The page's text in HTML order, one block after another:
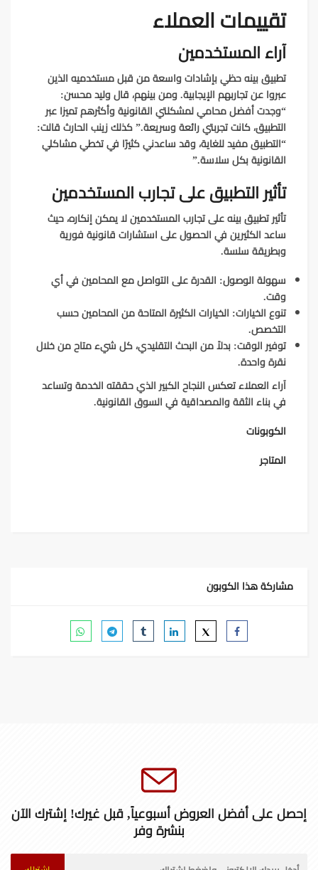
تقييمات العملاء
آراء المستخدمين
تطبيق بينه حظي بإشادات واسعة من قبل مستخدميه الذين
عبروا عن تجاربهم الإيجابية. ومن بينهم، قال وليد محسن:
“وجدت أفضل محامي لمشكلتي القانونية وأكثرهم تميزا عبر
التطبيق، كانت تجربتي رائعة وسريعة.” كذلك زينب الحارث قالت:
“التطبيق مفيد للغاية، وقد ساعدني كثيرًا في تخطي مشاكلي
القانونية بكل سلاسة.”
تأثير التطبيق على تجارب المستخدمين
تأثير تطبيق بينه على تجارب المستخدمين لا يمكن إنكاره، حيث
ساعد الكثيرين في الحصول على استشارات قانونية فورية
وبطريقة سلسة.
سهولة الوصول:القدرة على التواصل مع المحامين في أي
وقت.
تنوع الخيارات:الخيارات الكثيرة المتاحة من المحامين حسب
التخصص.
توفير الوقت:بدلاً من البحث التقليدي، كل شيء متاح من خلال
نقرة واحدة.
آراء العملاء تعكس النجاح الكبير الذي حققته الخدمة وتساعد
في بناء الثقة والمصداقية في السوق القانونية.
الكوبونات
المتاجر
مشاركة هذا الكوبون
إحصل على أفضل العروض أسبوعياً, قبل غيرك! إشترك الآن
بنشرة وفر